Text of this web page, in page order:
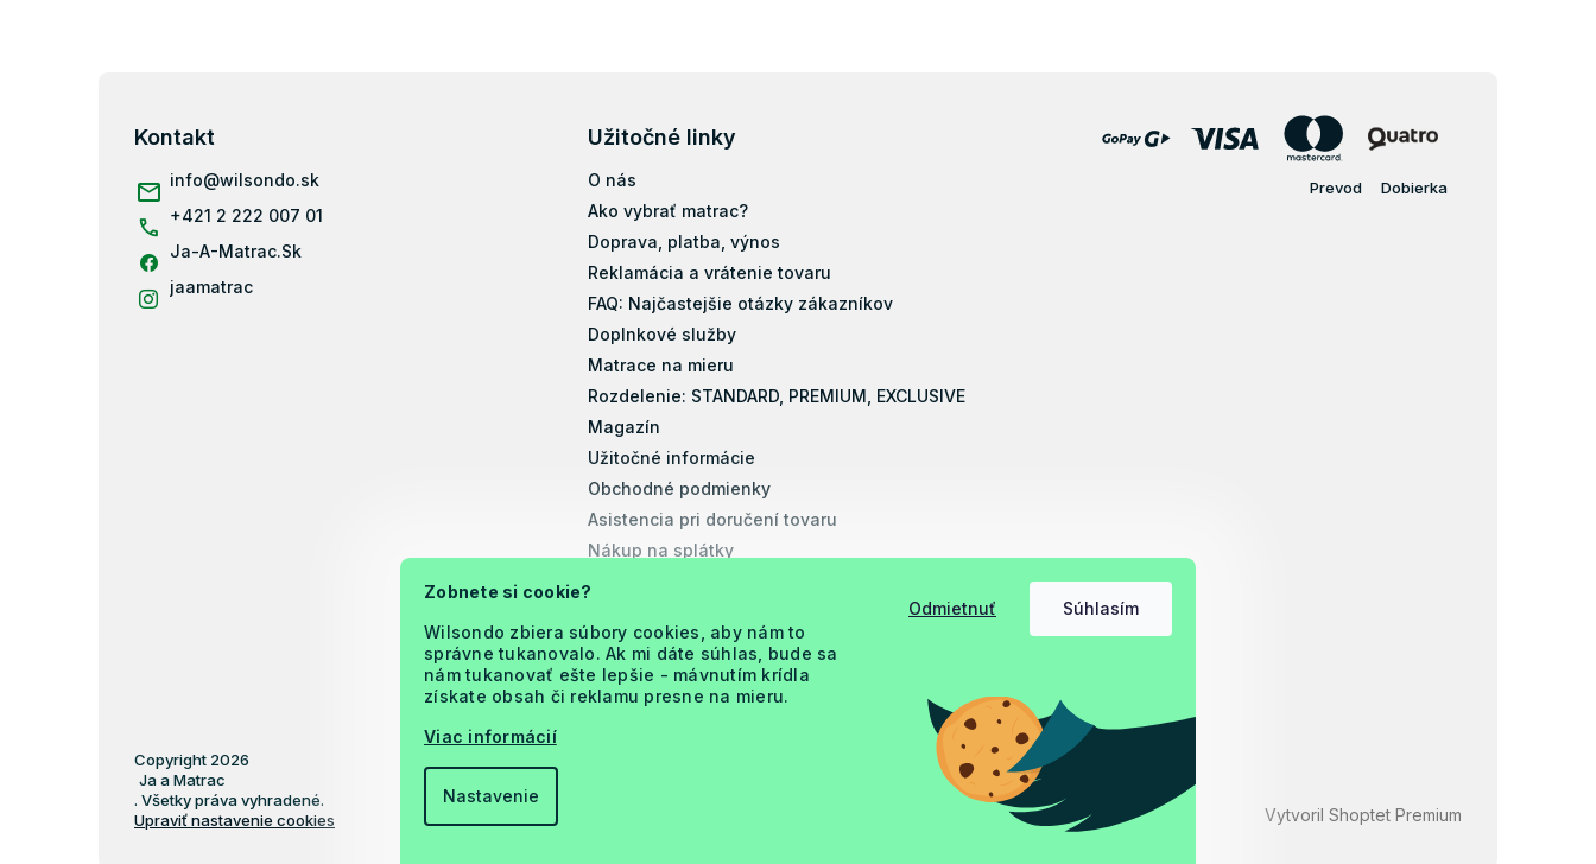
Zobnete si cookie?
Wilsondo zbiera súbory cookies, aby nám to
správne tukanovalo. Ak mi dáte súhlas, bude sa
nám tukanovať ešte lepšie - mávnutím krídla
získate obsah či reklamu presne na mieru.
Viac informácií
Nastavenie
Odmietnuť Súhlasím
Kontakt
info@wilsondo.sk
+421 2 222 007 01
Ja-A-Matrac.Sk
jaamatrac
Užitočné linky
O nás
Ako vybrať matrac?
Doprava, platba, výnos
Reklamácia a vrátenie tovaru
FAQ: Najčastejšie otázky zákazníkov
Doplnkové služby
Matrace na mieru
Rozdelenie: STANDARD, PREMIUM, EXCLUSIVE
Magazín
Užitočné informácie
Obchodné podmienky
Asistencia pri doručení tovaru
Nákup na splátky
Montážne návody
Podmienky ochrany osobných údajov
Prevod Dobierka
Vytvoril Shoptet Premium
Copyright 2026
Ja a Matrac
. Všetky práva vyhradené.
Upraviť nastavenie cookies